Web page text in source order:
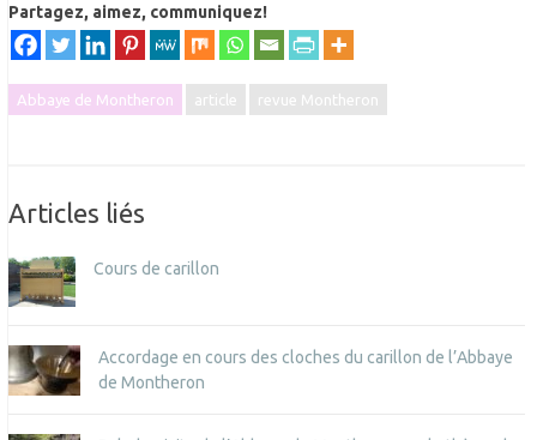
Partagez, aimez, communiquez!
Abbaye de Montheron article revue Montheron
Articles liés
Cours de carillon
Accordage en cours des cloches du carillon de l’Abbaye
de Montheron